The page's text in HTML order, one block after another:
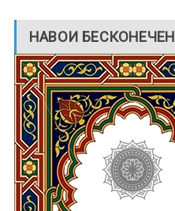
НАВОИ БЕСКОНЕЧЕН